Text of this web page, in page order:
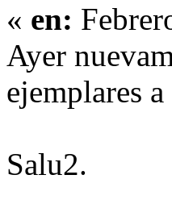
« en:
Ayer
ejemplares
Salu2.